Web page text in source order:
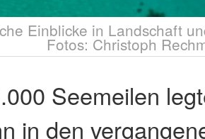
Einblicke in Landschaft
Fotos: Christoph
Seemeilen
in den